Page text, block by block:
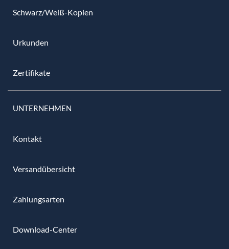
Schwarz/Weiß-Kopien
Urkunden
Zertifikate
UNTERNEHMEN
Kontakt
Versandübersicht
Zahlungsarten
Download-Center